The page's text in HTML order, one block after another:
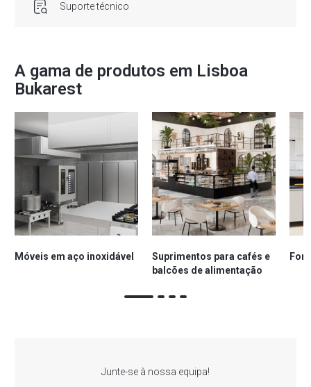
Suporte técnico
A gama de produtos em Lisboa
Bukarest
Móveis em aço inoxidável
Suprimentos para cafés e
balcões de alimentação
Junte-se à nossa equipa!